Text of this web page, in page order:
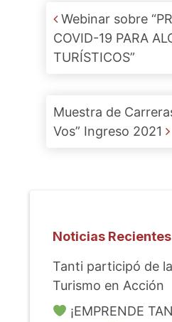
Post
Webinar sobre
COVID-19 PARA
TURÍSTICOS”
Muestra de
Vos” Ingreso 2021
Noticias Recientes
Tanti participó de
Turismo en Acción
¡EMPRENDE